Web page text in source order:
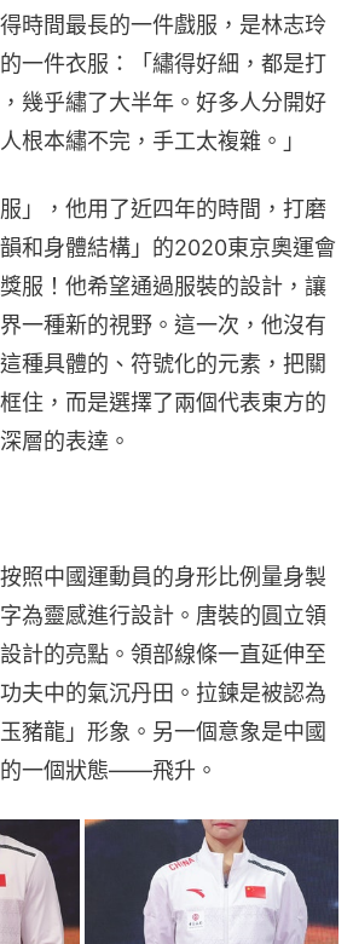
時間最長的一件戲服，是林志玲
一件衣服：「繡得好細，都是打
幾乎繡了大半年。好多人分開好
根本繡不完，手工太複雜。」
」，他用了近四年的時間，打磨
和身體結構」的2020東京奧運會
服！他希望通過服裝的設計，讓
一種新的視野。這一次，他沒有
種具體的、符號化的元素，把關
住，而是選擇了兩個代表東方的
層的表達。
照中國運動員的身形比例量身製
為靈感進行設計。唐裝的圓立領
計的亮點。領部線條一直延伸至
夫中的氣沉丹田。拉鍊是被認為
豬龍」形象。另一個意象是中國
一個狀態——飛升。